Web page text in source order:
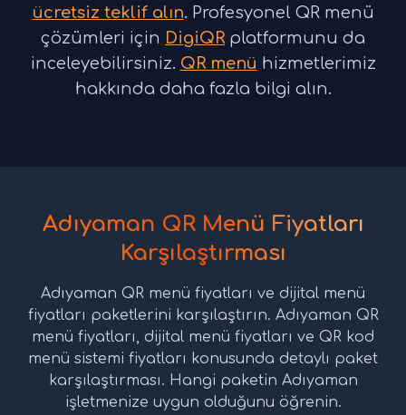
ücretsiz teklif alın. Profesyonel QR menü
çözümleri için DigiQR platformunu da
inceleyebilirsiniz. QR menü hizmetlerimiz
hakkında daha fazla bilgi alın.
Adıyaman QR Menü Fiyatları
Karşılaştırması
Adıyaman QR menü fiyatları ve dijital menü
fiyatları paketlerini karşılaştırın. Adıyaman QR
menü fiyatları, dijital menü fiyatları ve QR kod
menü sistemi fiyatları konusunda detaylı paket
karşılaştırması. Hangi paketin Adıyaman
işletmenize uygun olduğunu öğrenin.